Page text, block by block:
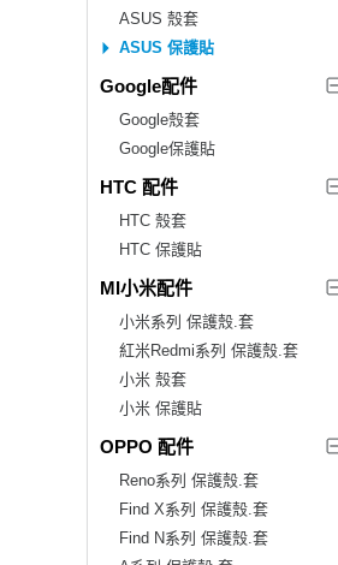
ASUS 殼套
ASUS 保護貼
Google配件
Google殼套
Google保護貼
HTC 配件
HTC 殼套
HTC 保護貼
MI小米配件
小米系列 保護殼.套
紅米Redmi系列 保護殼.套
小米 殼套
小米 保護貼
OPPO 配件
Reno系列 保護殼.套
Find X系列 保護殼.套
Find N系列 保護殼.套